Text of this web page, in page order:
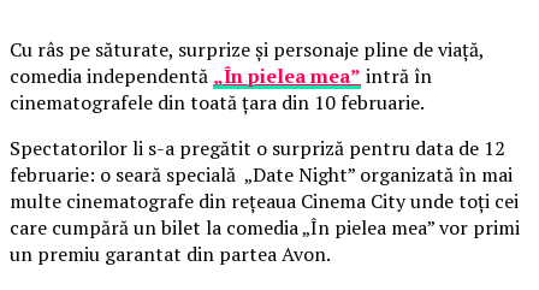
Cu râs pe săturate, surprize și personaje pline de viață,
comedia independentă „În pielea mea” intră în
cinematografele din toată țara din 10 februarie.
Spectatorilor li s-a pregătit o surpriză pentru data de 12
februarie: o seară specială „Date Night” organizată în mai
multe cinematografe din rețeaua Cinema City unde toți cei
care cumpără un bilet la comedia „În pielea mea” vor primi
un premiu garantat din partea Avon.